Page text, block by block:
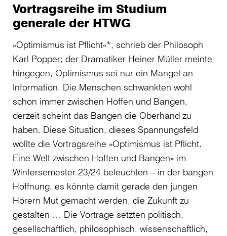
Vortragsreihe im Studium
generale der HTWG
»Optimismus ist Pflicht«*, schrieb der Philosoph
Karl Popper; der Dramatiker Heiner Müller meinte
hingegen, Optimismus sei nur ein Mangel an
Information. Die Menschen schwankten wohl
schon immer zwischen Hoffen und Bangen,
derzeit scheint das Bangen die Oberhand zu
haben. Diese Situation, dieses Spannungsfeld
wollte die Vortragsreihe »Optimismus ist Pflicht.
Eine Welt zwischen Hoffen und Bangen« im
Wintersemester 23/24 beleuchten – in der bangen
Hoffnung, es könnte damit gerade den jungen
Hörern Mut gemacht werden, die Zukunft zu
gestalten … Die Vorträge setzten politisch,
gesellschaftlich, philosophisch, wissenschaftlich,